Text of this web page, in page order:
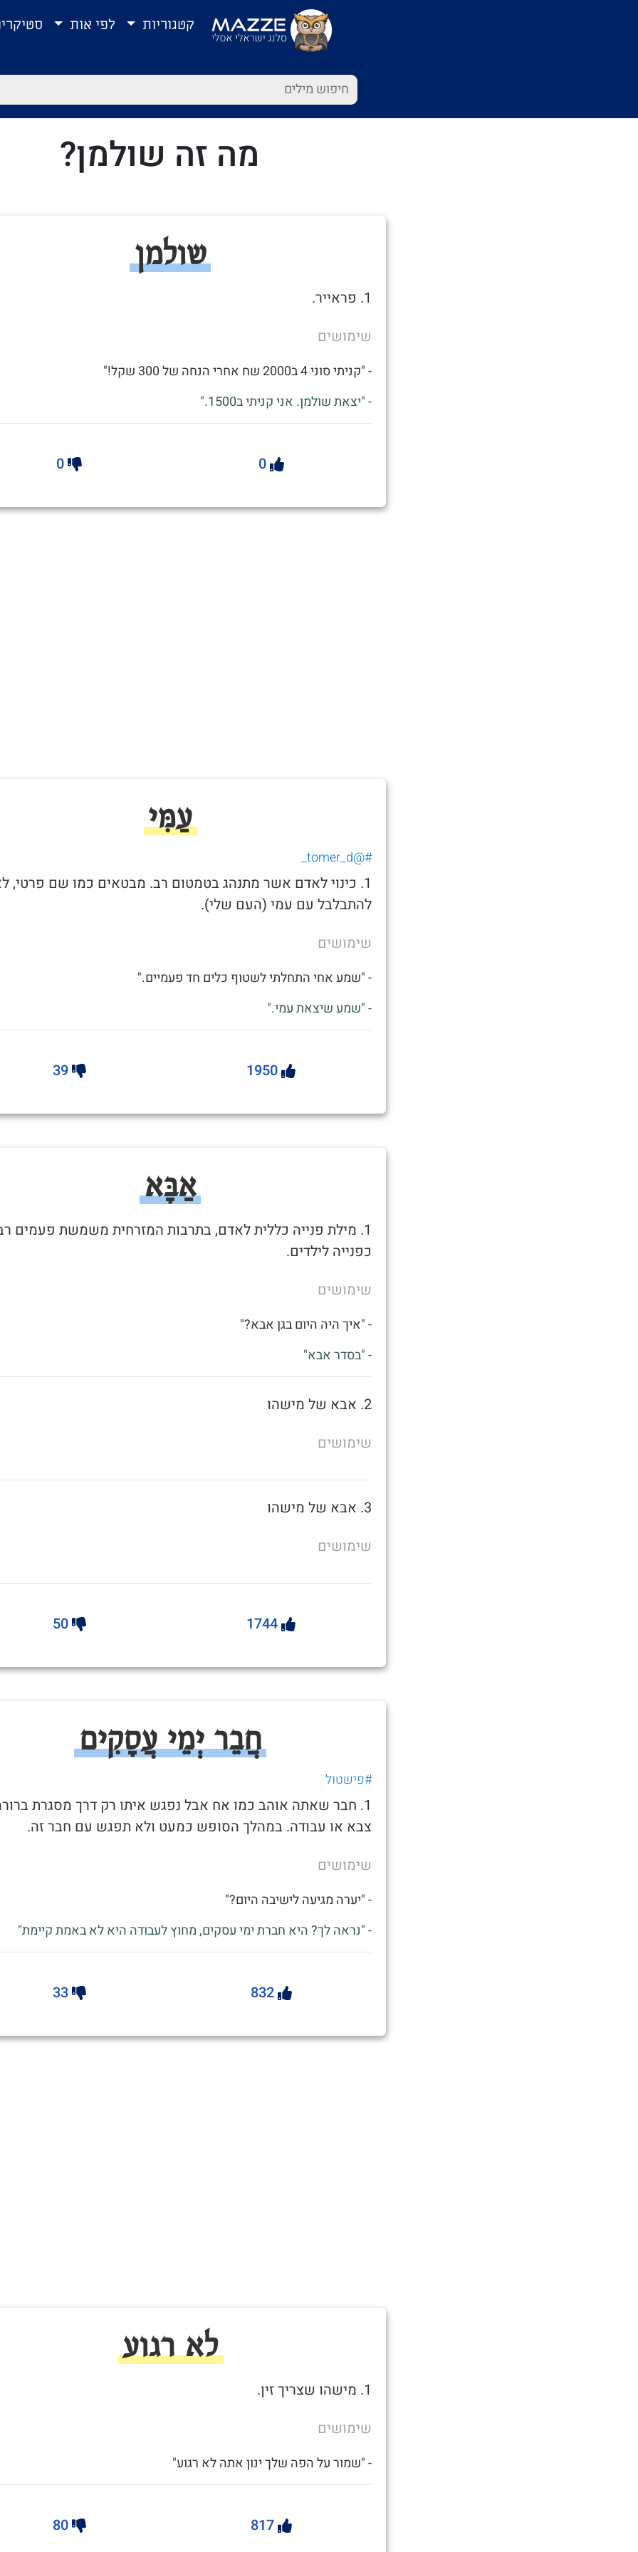
קטגוריות לפי אות
מה זה שולמן?
שולמן
1. פראייר.
שימושים
- "קניתי סוני 4 ב2000 שח אחרי הנחה של 300 שקל!"
- "יצאת שולמן. אני קניתי ב1500."
0
0
עַמִּי
#@tomer_d_
1. כינוי לאדם אשר מתנהג בטמטום רב. מבטאים כמו שם פרטי,
להתבלבל עם עמי (העם שלי).
שימושים
- "שמע אחי התחלתי לשטוף כלים חד פעמיים."
- "שמע שיצאת עמי."
1950
39
אַבָּא
1. מילת פנייה כללית לאדם, בתרבות המזרחית משמשת פעמים
כפנייה לילדים.
שימושים
- "איך היה היום בגן אבא?"
- "בסדר אבא"
2. אבא של מישהו
שימושים
3. אבא של מישהו
שימושים
1744
50
חֲבֵר יְמֵי עֲסָקִים
#פישטול
1. חבר שאתה אוהב כמו אח אבל נפגש איתו רק דרך מסגרת
צבא או עבודה. במהלך הסופש כמעט ולא תפגש עם חבר זה.
שימושים
- "יערה מגיעה לישיבה היום?"
- "נראה לך? היא חברת ימי עסקים, מחוץ לעבודה היא לא באמת קיימת"
832
33
לא רגוע
1. מישהו שצריך זין.
שימושים
- "שמור על הפה שלך ינון אתה לא רגוע"
817
80